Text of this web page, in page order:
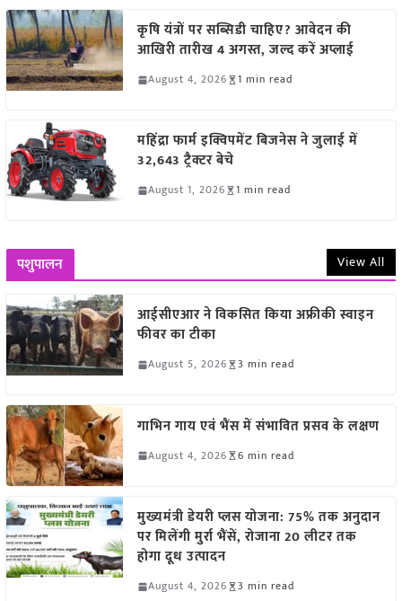
कृषि यंत्रों पर सब्सिडी चाहिए? आवेदन की
आखिरी तारीख 4 अगस्त, जल्द करें अप्लाई
August 4, 2026 1 min read
महिंद्रा फार्म इक्विपमेंट बिजनेस ने जुलाई में
32,643 ट्रैक्टर बेचे
August 1, 2026 1 min read
पशुपालन View All
आईसीएआर ने विकसित किया अफ्रीकी स्वाइन
फीवर का टीका
August 5, 2026 3 min read
गाभिन गाय एवं भैंस में संभावित प्रसव के लक्षण
August 4, 2026 6 min read
मुख्यमंत्री डेयरी प्लस योजना: 75% तक अनुदान
पर मिलेंगी मुर्रा भैंसें, रोजाना 20 लीटर तक
होगा दूध उत्पादन
August 4, 2026 3 min read